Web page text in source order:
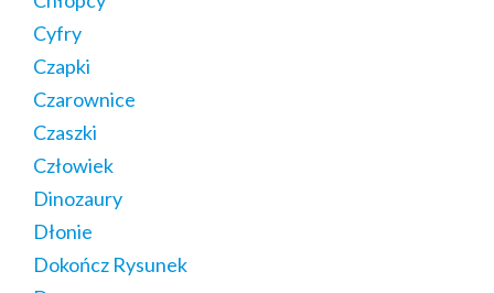
Cyfry
Czapki
Czarownice
Czaszki
Człowiek
Dinozaury
Dłonie
Dokończ Rysunek